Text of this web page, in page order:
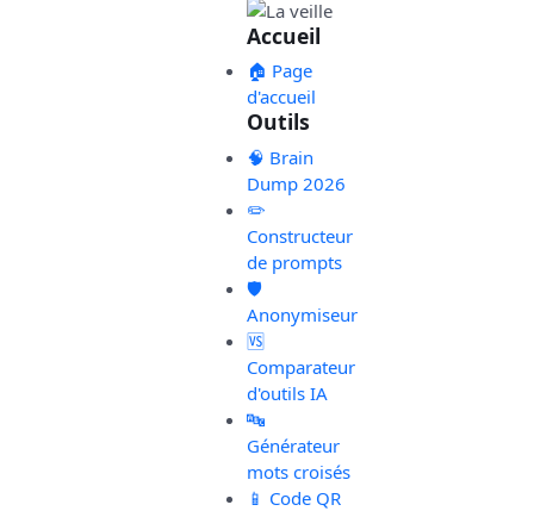
Accueil
🏠 Page
d'accueil
Outils
🧠 Brain
Dump 2026
✏️
Constructeur
de prompts
🛡️
Anonymiseur
🆚
Comparateur
d'outils IA
🔤
Générateur
mots croisés
📱 Code QR